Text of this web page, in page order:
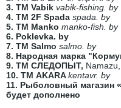
3. ТМ Vabik vabik-fishing. by
4. ТМ 2F Spada spada. by
5. ТМ Manko manko-fish. by
6. Poklevka. by
7. ТМ Salmo salmo. by
8. Народная марка
9. ТМ СЛЕДОПЫТ,
10. ТМ АKARAkentavr. by
11. Рыболовный магазин
будет дополнено